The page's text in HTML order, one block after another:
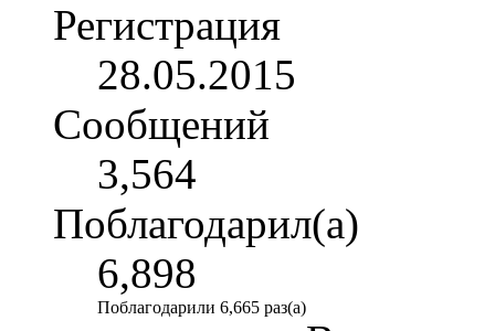
Регистрация
28.05.2015
Сообщений
3,564
Поблагодарил(а)
6,898
Поблагодарили 6,665 раз(а)